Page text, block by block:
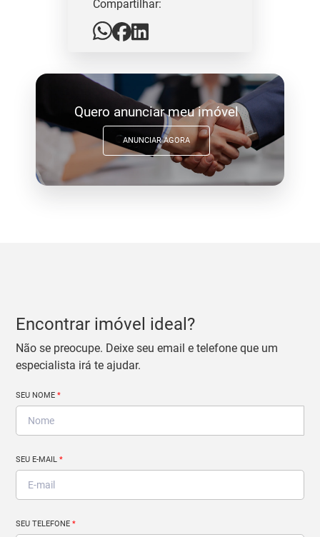
Compartilhar:
Quero anunciar meu imóvel
ANUNCIAR AGORA
Encontrar imóvel ideal?
Não se preocupe. Deixe seu email e telefone que um
especialista irá te ajudar.
SEU NOME*
SEU E-MAIL*
SEU TELEFONE*